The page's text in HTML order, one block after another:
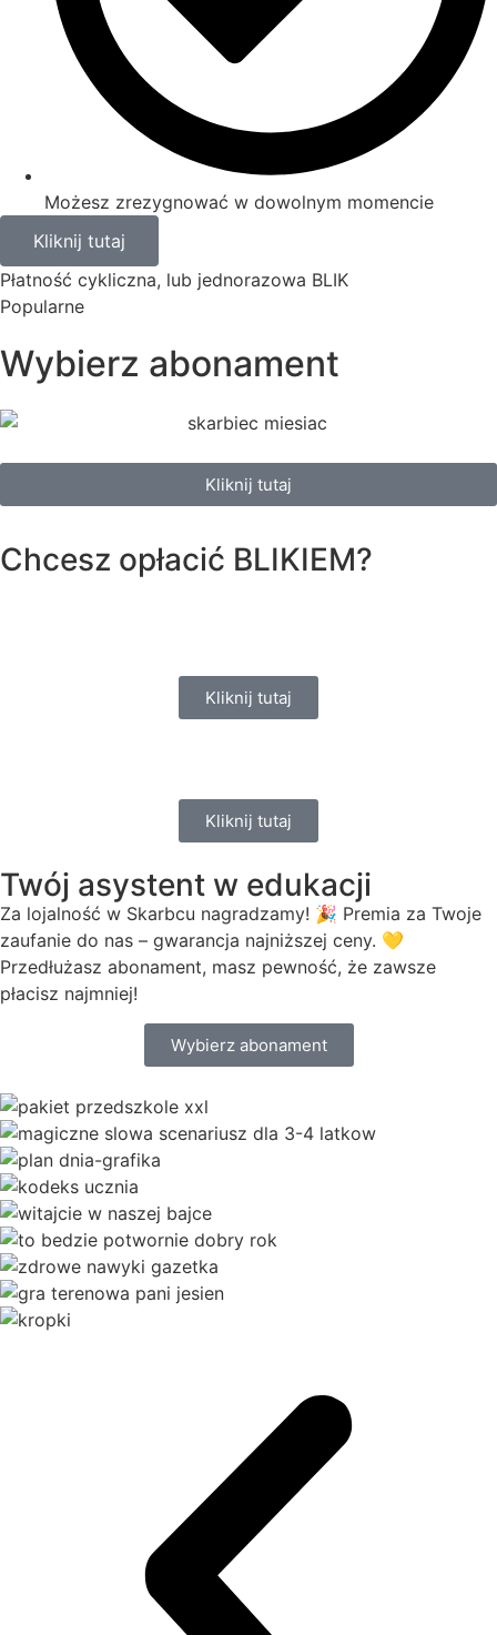
Możesz zrezygnować w dowolnym momencie
Kliknij tutaj
Płatność cykliczna, lub jednorazowa BLIK
Popularne
Wybierz abonament
Kliknij tutaj
Chcesz opłacić BLIKIEM?
Kliknij tutaj
Kliknij tutaj
Twój asystent w edukacji
Za lojalność w Skarbcu nagradzamy! 🎉 Premia za Twoje
zaufanie do nas – gwarancja najniższej ceny. 💛
Przedłużasz abonament, masz pewność, że zawsze
płacisz najmniej!
Wybierz abonament